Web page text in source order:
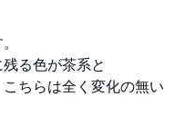
る色が茶系と
ちらは全く変化の無い